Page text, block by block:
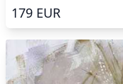
179 EUR